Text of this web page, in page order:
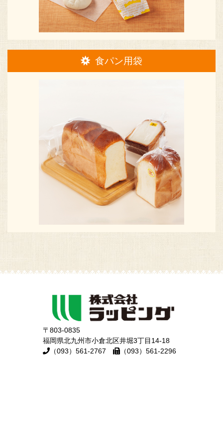
食パン用袋
〒803-0835
福岡県北九州市小倉北区井堀3丁目14-18
（093）561-2767
（093）561-2296